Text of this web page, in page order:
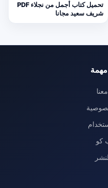
تحميل كتاب أجمل من نجلاء PDF
شريف سعيد مجانا
كو